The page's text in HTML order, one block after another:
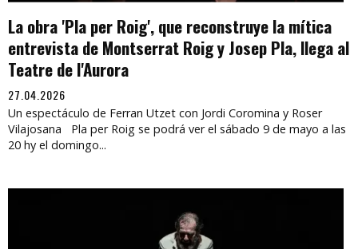
La obra 'Pla per Roig', que reconstruye la mítica
entrevista de Montserrat Roig y Josep Pla, llega al
Teatre de l'Aurora
27.04.2026
Un espectáculo de Ferran Utzet con Jordi Coromina y Roser
Vilajosana Pla per Roig se podrá ver el sábado 9 de mayo a las
20 hy el domingo...